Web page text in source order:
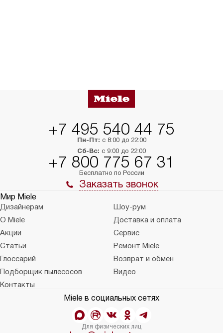
+7 495 540 44 75
Пн-Пт: с 8:00 до 22:00
Сб-Вс: с 9:00 до 22:00
+7 800 775 67 31
Бесплатно по России
Заказать звонок
Мир Miele
Дизайнерам
Шоу-рум
О Miele
Доставка и оплата
Акции
Сервис
Статьи
Ремонт Miele
Глоссарий
Возврат и обмен
Подборщик пылесосов
Видео
Контакты
Miele в социальных сетях
Для физических лиц